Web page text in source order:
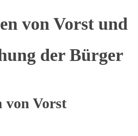
von Vorst und
der Bürger
von Vorst